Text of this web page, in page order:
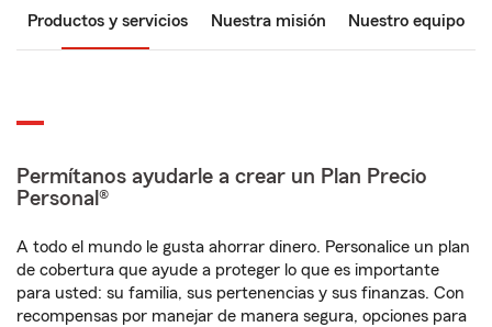
Productos y servicios Nuestra misión Nuestro equipo
Permítanos ayudarle a crear un Plan Precio
Personal®
A todo el mundo le gusta ahorrar dinero. Personalice un plan
de cobertura que ayude a proteger lo que es importante
para usted: su familia, sus pertenencias y sus finanzas. Con
recompensas por manejar de manera segura, opciones para